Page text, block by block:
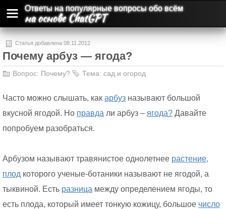
Ответы на популярные вопросы обо всём
на основе ChatGPT
Статья добавлена 08.11.2012
Почему арбуз — ягода?
Вопрос: Почему? Тема: сад и огород
Часто можно слышать, как арбуз называют большой
вкусной ягодой. Но правда ли арбуз – ягода? Давайте
попробуем разобраться.
Арбузом называют травянистое однолетнее растение,
плод которого ученые-ботаники называют не ягодой, а
тыквиной. Есть разница между определением ягоды, то
есть плода, который имеет тонкую кожицу, большое число